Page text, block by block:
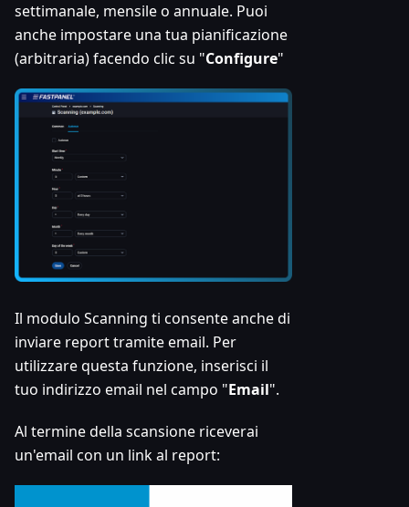
settimanale, mensile o annuale. Puoi
anche impostare una tua pianificazione
(arbitraria) facendo clic su "Configure"
Il modulo Scanning ti consente anche di
inviare report tramite email. Per
utilizzare questa funzione, inserisci il
tuo indirizzo email nel campo "Email".
Al termine della scansione riceverai
un'email con un link al report: